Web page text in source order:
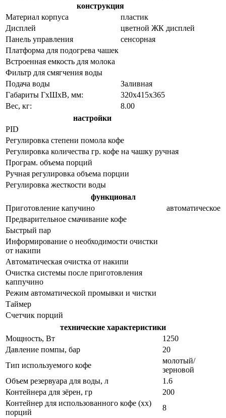
конструкция
Материал корпуса
пластик
Дисплей
цветной ЖК дисплей
Панель управления
сенсорная
Платформа для подогрева чашек
Встроенная емкость для молока
Фильтр для смягчения воды
Подача воды
Заливная
Габариты ГхШхВ, мм:
320х415х365
Вес, кг:
8.00
настройки
PID
Регулировка степени помола кофе
Регулировка количества гр. кофе на чашку ручная
Програм. объема порций
Ручная регулировка объема порции
Регулировка жесткости воды
функционал
Приготовление капучино
автоматическое
Предварительное смачивание кофе
Быстрый пар
Информирование о необходимости очистки
от накипи
Автоматическая очистка от накипи
Очистка системы после приготовления
каппучино
Режим автоматической промывки и чистки
Таймер
Счетчик порций
технические характеристики
Мощность, Вт
1250
Давление помпы, бар
20
Тип используемого кофе
молотый/
зерновой
Объем резервуара для воды, л
1.6
Контейнера для зёрен, гр
200
Контейнер для использованного кофе (хх)
порций
8